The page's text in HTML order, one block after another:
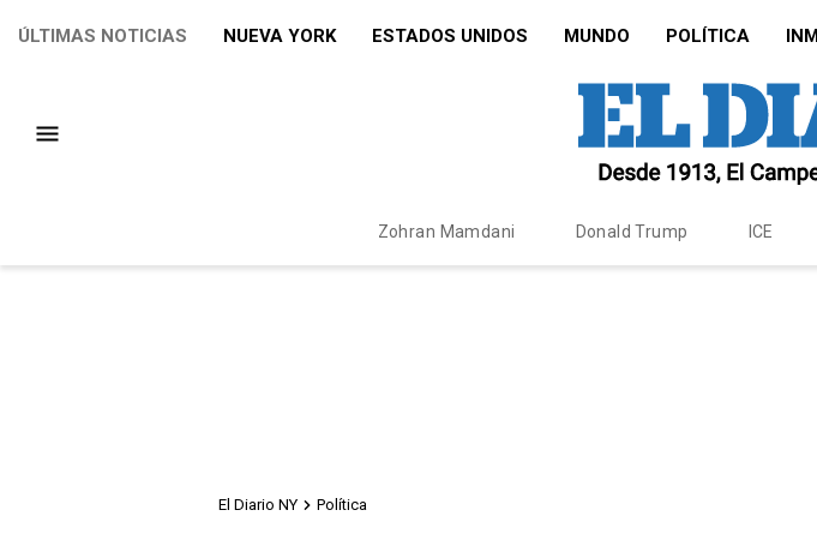
ÚLTIMAS NOTICIAS NUEVA YORK ESTADOS UNIDOS MUNDO POLÍTICA
Zohran Mamdani Donald Trump ICE
El Diario NY Política